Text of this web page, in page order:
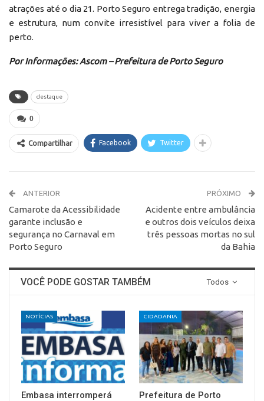
atrações até o dia 21. Porto Seguro entrega tradição, energia
e estrutura, num convite irresistível para viver a folia de
perto.
Por Informações: Ascom – Prefeitura de Porto Seguro
destaque
0
Compartilhar Facebook Twitter
ANTERIOR
Camarote da Acessibilidade
garante inclusão e
segurança no Carnaval em
Porto Seguro
PRÓXIMO
Acidente entre ambulância
e outros dois veículos deixa
três pessoas mortas no sul
da Bahia
Todos
VOCÊ PODE GOSTAR TAMBÉM
NOTÍCIAS
Embasa interromperá
CIDADANIA
Prefeitura de Porto